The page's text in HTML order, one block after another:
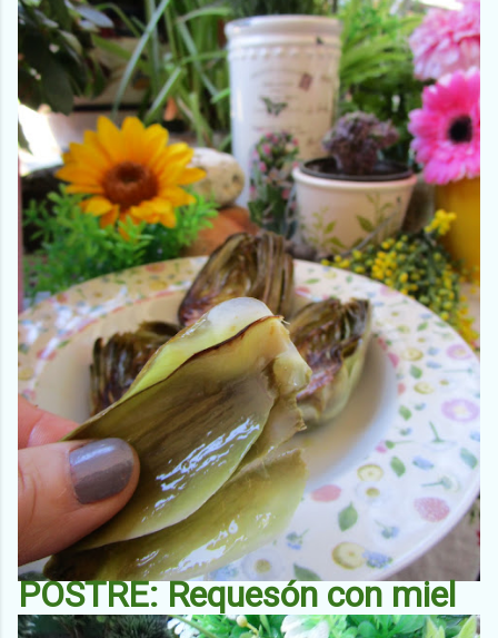
POSTRE: Requesón con miel